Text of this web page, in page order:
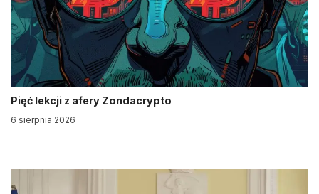
Pięć lekcji z afery Zondacrypto
6 sierpnia 2026